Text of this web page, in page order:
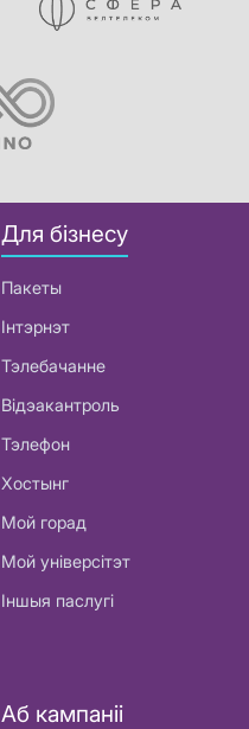
Для бізнесу
Пакеты
Інтэрнэт
Тэлебачанне
Відэакантроль
Тэлефон
Хостынг
Мой горад
Мой універсітэт
Іншыя паслугі
Аб кампаніі